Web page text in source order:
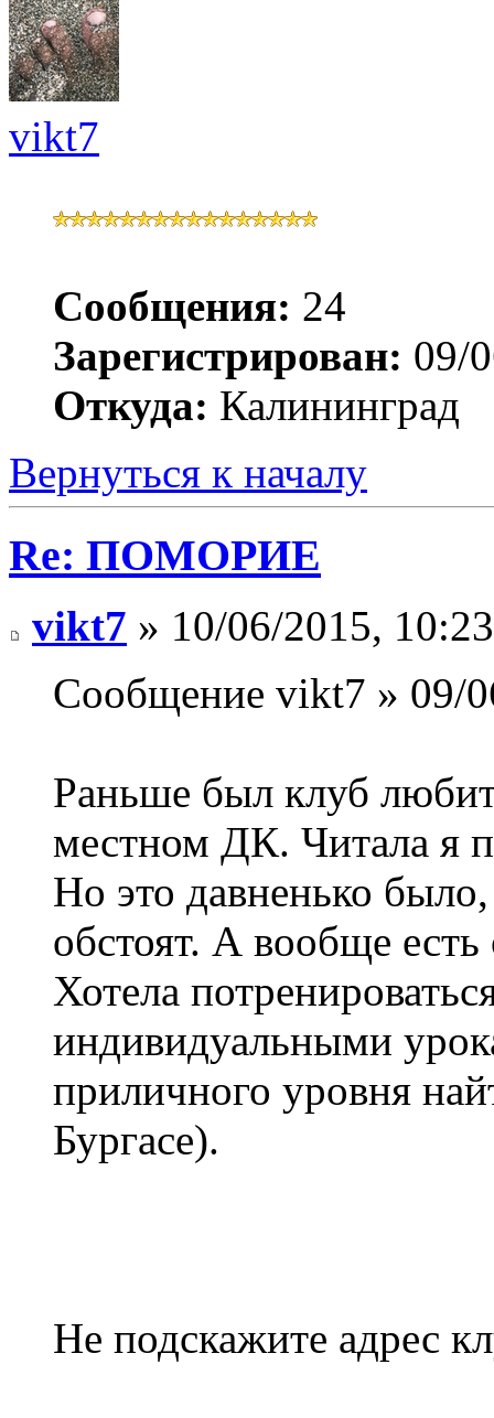
vikt7
Сообщения: 24
Зарегистрирован: 09/
Откуда: Калининград
Вернуться к началу
Re: ПОМОРИЕ
vikt7 » 10/06/2015, 10:23
Сообщение vikt7 » 09/
Раньше был клуб
местном ДК. Читала я
Но это давненько
обстоят. А вообще
Хотела
индивидуальными
приличного уровня
Бургасе).
Не подскажите адрес